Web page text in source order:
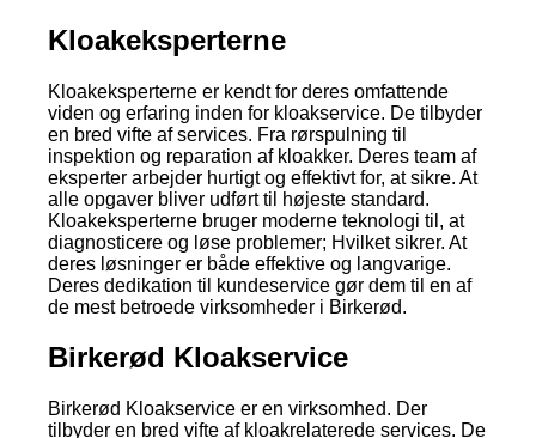
Kloakeksperterne
Kloakeksperterne er kendt for deres omfattende
viden og erfaring inden for kloakservice. De tilbyder
en bred vifte af services. Fra rørspulning til
inspektion og reparation af kloakker. Deres team af
eksperter arbejder hurtigt og effektivt for, at sikre. At
alle opgaver bliver udført til højeste standard.
Kloakeksperterne bruger moderne teknologi til, at
diagnosticere og løse problemer; Hvilket sikrer. At
deres løsninger er både effektive og langvarige.
Deres dedikation til kundeservice gør dem til en af
de mest betroede virksomheder i Birkerød.
Birkerød Kloakservice
Birkerød Kloakservice er en virksomhed. Der
tilbyder en bred vifte af kloakrelaterede services. De